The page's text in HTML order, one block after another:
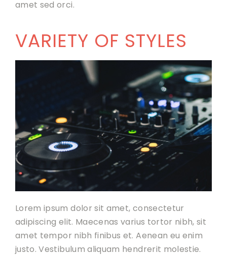
amet sed orci.
VARIETY OF STYLES
Lorem ipsum dolor sit amet, consectetur
adipiscing elit. Maecenas varius tortor nibh, sit
amet tempor nibh finibus et. Aenean eu enim
justo. Vestibulum aliquam hendrerit molestie.